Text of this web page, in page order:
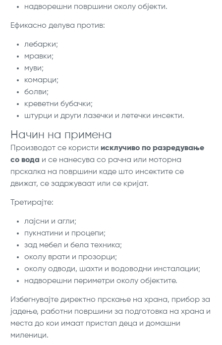
надворешни површини околу објекти.
Ефикасно делува против:
лебарки;
мравки;
муви;
комарци;
болви;
креветни бубачки;
штурци и други лазечки и летечки инсекти.
Начин на примена
Производот се користи исклучиво по разредување
со вода и се нанесува со рачна или моторна
прскалка на површини каде што инсектите се
движат, се задржуваат или се кријат.
Третирајте:
лајсни и агли;
пукнатини и процепи;
зад мебел и бела техника;
околу врати и прозорци;
околу одводи, шахти и водоводни инсталации;
надворешни периметри околу објектите.
Избегнувајте директно прскање на храна, прибор за
јадење, работни површини за подготовка на храна и
места до кои имаат пристап деца и домашни
миленици.